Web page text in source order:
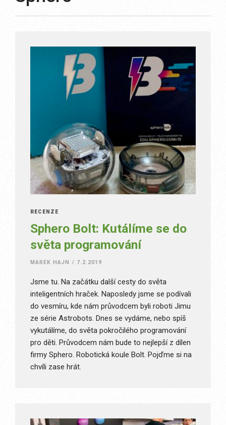
RECENZE
Sphero Bolt: Kutálíme se do
světa programování
MAREK HAJN / 7.2.2019
Jsme tu. Na začátku další cesty do světa
inteligentních hraček. Naposledy jsme se podívali
do vesmíru, kde nám průvodcem byli roboti Jimu
ze série Astrobots. Dnes se vydáme, nebo spíš
vykutálíme, do světa pokročilého programování
pro děti. Průvodcem nám bude to nejlepší z dílen
firmy Sphero. Robotická koule Bolt. Pojďme si na
chvíli zase hrát.